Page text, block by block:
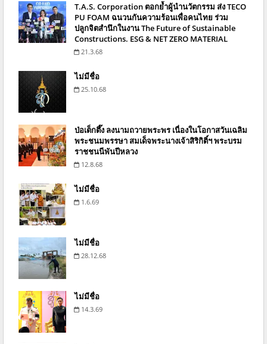
T.A.S. Corporation ตอกย้ำผู้นำนวัตกรรม ส่ง TECO
PU FOAM ฉนวนกันความร้อนเพื่อคนไทย ร่วม
ปลูกจิตสำนึกในงาน The Future of Sustainable
Constructions. ESG & NET ZERO MATERIAL
21.3.68
ไม่มีชื่อ
25.10.68
ป่อเต็กตึ๊ง ลงนามถวายพระพร เนื่องในโอกาสวันเฉลิม
พระชนมพรรษา สมเด็จพระนางเจ้าสิริกิติ์ฯ พระบรม
ราชชนนีพันปีหลวง
12.8.68
ไม่มีชื่อ
1.6.69
ไม่มีชื่อ
28.12.68
ไม่มีชื่อ
14.3.69